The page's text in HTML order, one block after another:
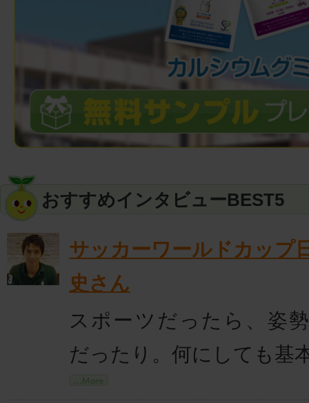
おすすめインタビューBEST5
サッカーワールドカッ
史さん
スポーツだったら、姿
だったり。何にしても基